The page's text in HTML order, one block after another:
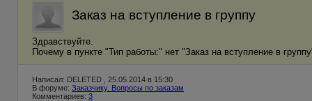
Заказ на вступление в группу
Здравствуйте.
Почему в пункте "Тип работы:" нет "Заказ на вступление в
Написал: DELETED , 25.05.2014 в 15:30
В форуме: Заказчику. Вопросы по заказам
Комментариев: 3